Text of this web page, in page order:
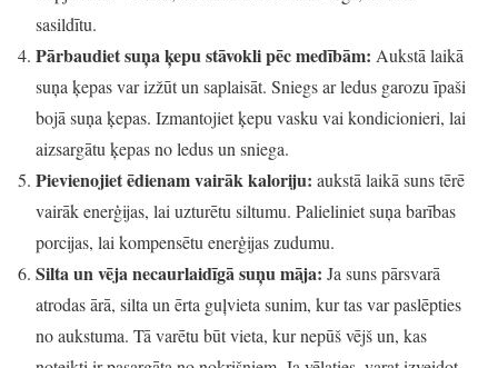
sasildītu.
Pārbaudiet suņa ķepu stāvokli pēc medībām: Aukstā laikā
suņa ķepas var izžūt un saplaisāt. Sniegs ar ledus garozu īpaši
bojā suņa ķepas. Izmantojiet ķepu vasku vai kondicionieri, lai
aizsargātu ķepas no ledus un sniega.
Pievienojiet ēdienam vairāk kaloriju: aukstā laikā suns tērē
vairāk enerģijas, lai uzturētu siltumu. Palieliniet suņa barības
porcijas, lai kompensētu enerģijas zudumu.
Silta un vēja necaurlaidīgā suņu māja: Ja suns pārsvarā
atrodas ārā, silta un ērta guļvieta sunim, kur tas var paslēpties
no aukstuma. Tā varētu būt vieta, kur nepūš vējš un, kas